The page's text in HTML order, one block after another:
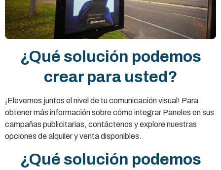
¿Qué solución podemos
crear para usted?
¡Elevemos juntos el nivel de tu comunicación visual! Para
obtener más información sobre cómo integrar Paneles en sus
campañas publicitarias, contáctenos y explore nuestras
opciones de alquiler y venta disponibles.
¿Qué solución podemos